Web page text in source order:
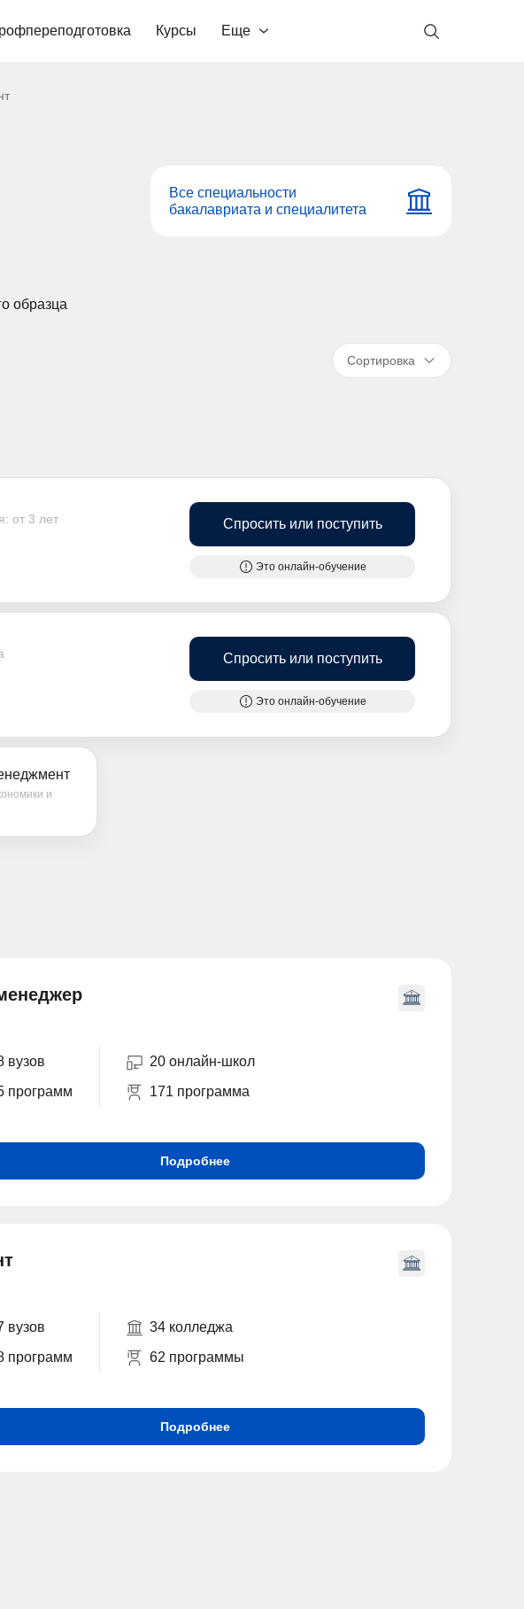
Курсы Еще
Все специальности
бакалавриата и специалитета
образца
Сортировка
от 3 лет Спросить или поступить
Это онлайн-обучение
Спросить или поступить
Это онлайн-обучение
и
вузов
программ
20 онлайн-школ
171 программа
Подробнее
вузов
программ
34 колледжа
62 программы
Подробнее